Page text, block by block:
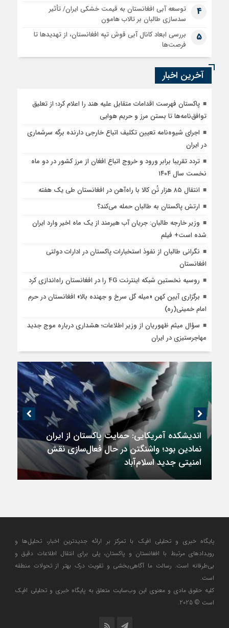
4
توسعه آبی افغانستان به قیمت خشکی ایران/ تأثیر
سدسازی طالبان بر تالاب هامون
5
بررسی ابعاد کانال آبی قوش تپه افغانستان، از تهدیدها تا
فرصت‌ها
آخرین اخبار
پاکستان فهرست اقدامات متقابل علیه هند را اعلام کرد؛ از تعلیق
توافق‌نامه‌ها تا بستن مرز و حریم هوایی
اجرای شیوه‌نامه تعیین تکلیف اتباع خارجی دارنده برگه سرشماری
در ایران
تردد تقریبا برابر ورود و خروج اتباع افغان از مرز کشور در دو ماه
نخست سال ۱۴۰۴
انتقال ۸۵ هزار تُن کالا با راه‌آهن در افغانستان طی یک هفته
ارتش پاکستان به طالبان حمله می‌کند؟
وزیر خارجه طالبان: جریان آب هیرمند از یک ماه اخیر وارد ایران
شده است+ فیلم
نگرانی طالبان از نفوذ استخبارات پاکستان در ادارات دولتی
افغانستان
روسیه نخستین شبکه اینترنت 4G را در افغانستان راه‌اندازی کرد
برگزاری آیین کهن «میله گل سرخ و جهنده بالا» افغانستان در حرم
امام خمینی(ره)
سؤال میثم ظهوریان از وزیر اطلاعات؛ هشداری درباره موج جدید
مهاجرستیزی در ایران
اندیشکده آمریکایی: حمایت پاکستان از ایران
نمادین بود؛ واشنگتن در حال فعال‌سازی نقش
امنیتی جدید اسلام‌آباد
پایگاه خبری و تحلیلی افپک با تمرکز بر ارائه جدیدترین اخبار، تحلیل‌ها و
رویدادهای مرتبط با افغانستان و پاکستان، پلی برای انتقال اطلاعات دقیق و
بی‌طرفانه است. رسالت ما آگاهی‌بخشی و تقویت درک بهتر از تحولات منطقه
است.
کلیه حقوق مادی و معنوی این وب‌سایت متعلق به پایگاه خبری و تحلیلی افپک
است © 2025.